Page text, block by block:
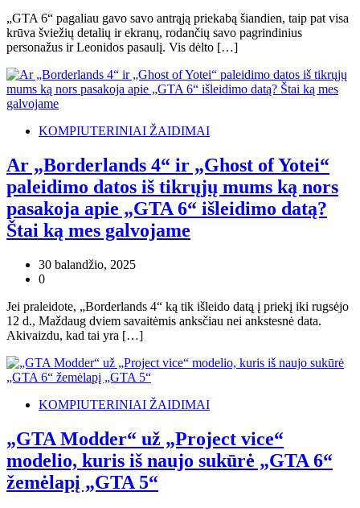
„GTA 6“ pagaliau gavo savo antrąją priekabą šiandien, taip pat visa
krūva šviežių detalių ir ekranų, rodančių savo pagrindinius
personažus ir Leonidos pasaulį. Vis dėlto […]
KOMPIUTERINIAI ŽAIDIMAI
Ar „Borderlands 4“ ir „Ghost of Yotei“
paleidimo datos iš tikrųjų mums ką nors
pasakoja apie „GTA 6“ išleidimo datą?
Štai ką mes galvojame
30 balandžio, 2025
0
Jei praleidote, „Borderlands 4“ ką tik išleido datą į priekį iki rugsėjo
12 d., Maždaug dviem savaitėmis anksčiau nei ankstesnė data.
Akivaizdu, kad tai yra […]
KOMPIUTERINIAI ŽAIDIMAI
„GTA Modder“ už „Project vice“
modelio, kuris iš naujo sukūrė „GTA 6“
žemėlapį „GTA 5“